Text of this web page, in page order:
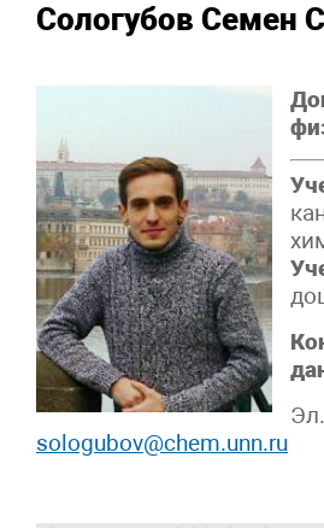
Сологубов Семен
sologubov@chem.unn.ru